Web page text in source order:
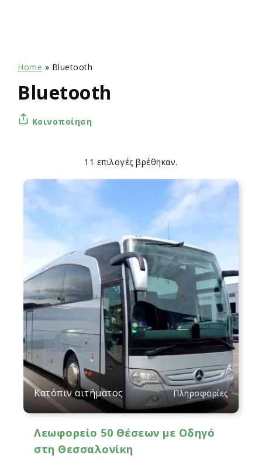
Home » Bluetooth
Bluetooth
Κοινοποίηση
11 επιλογές βρέθηκαν.
Επιλογές
Κατόπιν αιτήματος Πληροφορίες
Λεωφορείο 50 Θέσεων με Οδηγό
στη Θεσσαλονίκη